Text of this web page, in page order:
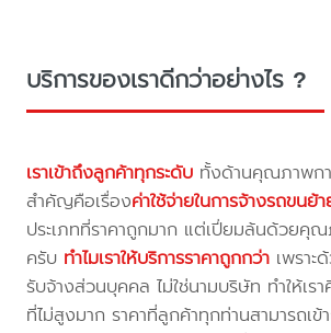
บริการของเราดีกว่าอย่างไร ?
เราเข้าถึงลูกค้าทุกระดับ ทั้งด้านคุณภาพกา
สำคัญคือเรื่องค่าใช้จ่ายในการจ้างรถขนย้
ประเภทที่ราคาถูกมาก แต่เปี่ยมล้นด้วยคุณ
ครับ ทำไมเราให้บริการราคาถูกกว่า เพราะ
รับจ้างส่วนบุคคล ไม่ใช่นามบริษัท ทำให้เร
ที่ไม่สูงมาก ราคาที่ลูกค้าทุกท่านสามารถเข้